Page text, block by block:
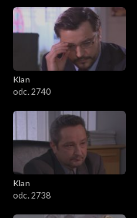
Klan
odc. 2740
Klan
odc. 2738